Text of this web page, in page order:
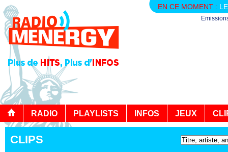
EN CE MOMENT :
RADIO PLAYLISTS INFOS JEUX
CLIPS